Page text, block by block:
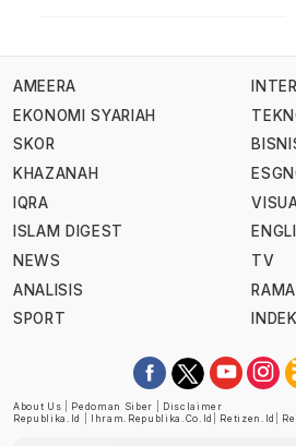
AMEERA
EKONOMI SYARIAH
SKOR
KHAZANAH
IQRA
ISLAM DIGEST
NEWS
ANALISIS
SPORT
TV
About Us Pedoman Siber
Disclaimer
Republika.id
Ihram.republika.co.id Retizen.id